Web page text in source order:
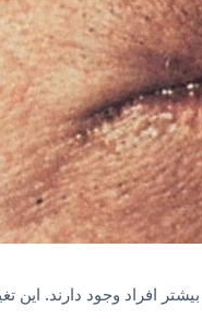
افراد وجود دارند. این